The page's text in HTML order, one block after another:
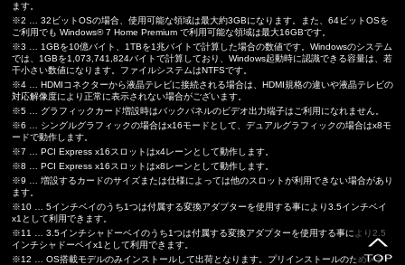
ます。
※2 … 32ビットOSの場合、使用可能な領域は最大約3GBになります。また、64ビットOSを
ご利用でも Windows® 7 Home Premium で利用可能な領域は最大16GBです。
※3 … 1GBを10億バイト、1TBを1兆バイトで計算した場合の数値です。Windowsのシステム
では、1GBを1,073,741,824バイトで計算しており、Windows起動時に認識できる容量は、若
干小さい数値になります。ファイルシステムはNTFSです。
※4 … HDMIコネクターから液晶テレビに接続される場合は、HDMI規格の違いや液晶テレビの
対応解像度により正常に表示されない場合がございます。
※5 … グラフィックカード増設時はバックパネルのビデオ出力端子はご利用になれません。
※6 … シングルグラフィックの場合はx16モードとして、デュアルグラフィックの場合はx8モ
ードで動作します。
※7 … PCI Express x16スロットはx4レーンとして動作します。
※8 … PCI Express x16スロットはx8レーンとして動作します。
※9 … 増設するカードのサイズまたは仕様によっては他のスロットが利用できない場合があり
ます。
※10 … 5インチベイのうち1つは付属する変換アダプターを使用する事により3.5インチベイ
x1として利用できます。
※11 … 3.5インチシャドーベイのうち1つは付属する変換アダプターを使用する事により2.5
インチシャドーベイx1として利用できます。
※12 … OS搭載モデルのみインストールして出荷となります。プリインストールのためメデ